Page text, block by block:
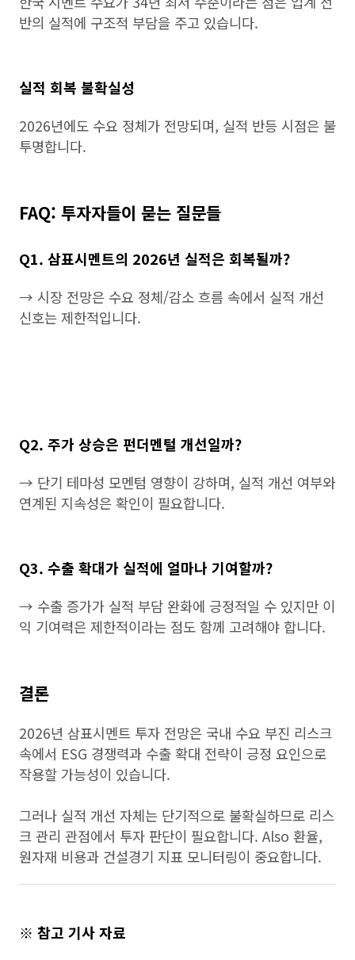
반의 실적에 구조적 부담을 주고 있습니다.
실적 회복 불확실성
2026년에도 수요 정체가 전망되며, 실적 반등 시점은 불
투명합니다.
FAQ: 투자자들이 묻는 질문들
Q1. 삼표시멘트의 2026년 실적은 회복될까?
→ 시장 전망은 수요 정체/감소 흐름 속에서 실적 개선
신호는 제한적입니다.
Q2. 주가 상승은 펀더멘털 개선일까?
→ 단기 테마성 모멘텀 영향이 강하며, 실적 개선 여부와
연계된 지속성은 확인이 필요합니다.
Q3. 수출 확대가 실적에 얼마나 기여할까?
→ 수출 증가가 실적 부담 완화에 긍정적일 수 있지만 이
익 기여력은 제한적이라는 점도 함께 고려해야 합니다.
결론
2026년 삼표시멘트 투자 전망은 국내 수요 부진 리스크
속에서 ESG 경쟁력과 수출 확대 전략이 긍정 요인으로
작용할 가능성이 있습니다.
그러나 실적 개선 자체는 단기적으로 불확실하므로 리스
크 관리 관점에서 투자 판단이 필요합니다. Also 환율,
원자재 비용과 건설경기 지표 모니터링이 중요합니다.
※ 참고 기사 자료